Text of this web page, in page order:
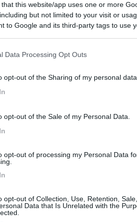
that this website/app uses one or more
but not limited to your visit or
to Google and its third-party tags to use
Data Processing Opt Outs
opt-out of the Sharing of my personal data.
opt-out of the Sale of my Personal Data.
opt-out of processing my Personal Data
opt-out of Collection, Use, Retention,
Data that Is Unrelated with the
un Ford, se cerchi i copri interuttori non
di trovarne in rete...
in rete...
centinaio , ma per un solo tappo